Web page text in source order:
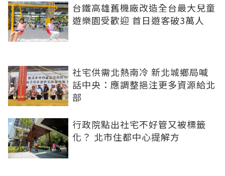
台鐵高雄舊機廠改造全台最大兒童
遊樂園受歡迎 首日遊客破3萬人
社宅供需北熱南冷 新北城鄉局喊
話中央：應調整挹注更多資源給北
部
行政院點出社宅不好管又被標籤
化？ 北市住都中心提解方